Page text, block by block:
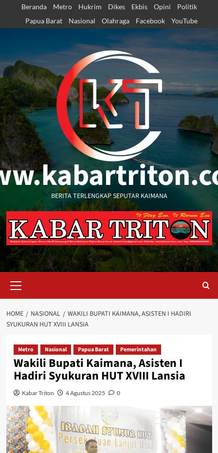
content
Beranda Metro Hukrim Dikes Ekbis Opini
Politik
Papua Barat
Nasional Olahraga Facebook YouTube
BERITA TERLENGKAP SEPUTAR KAIMANA
Menu
HOME NASIONAL
WAKILI BUPATI KAIMANA, ASISTEN I HADIRI
SYUKURAN HUT XVIII LANSIA
Metro Nasional Papua Barat Pemerintahan
Wakili Bupati Kaimana, Asisten I
Hadiri Syukuran HUT XVIII Lansia
Kabar Triton 4 Agustus 2025 0